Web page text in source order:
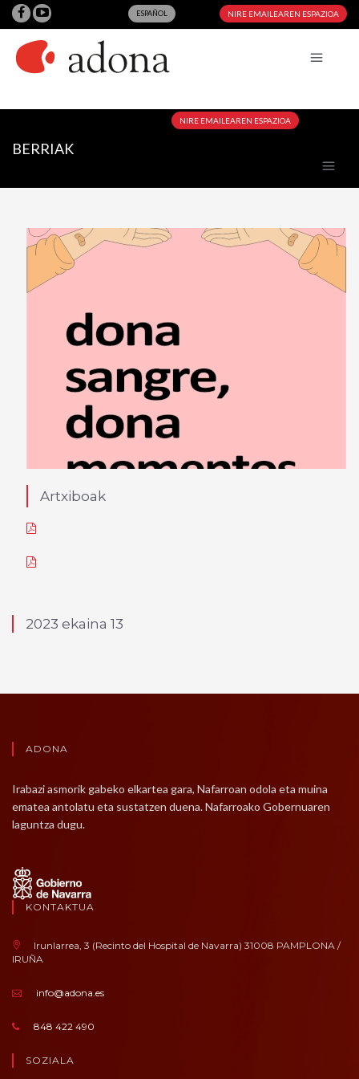
ESPAÑOL NIRE EMAILEAREN ESPAZIOA
NIRE EMAILEAREN ESPAZIOA
BERRIAK
Artxiboak
2023 ekaina 13
ADONA
Irabazi asmorik gabeko elkartea gara, Nafarroan odola eta muina
ematea antolatu eta sustatzen duena. Nafarroako Gobernuaren
laguntza dugu.
KONTAKTUA
Irunlarrea, 3 (Recinto del Hospital de Navarra) 31008 PAMPLONA /
IRUÑA
info@adona.es
848 422 490
SOZIALA